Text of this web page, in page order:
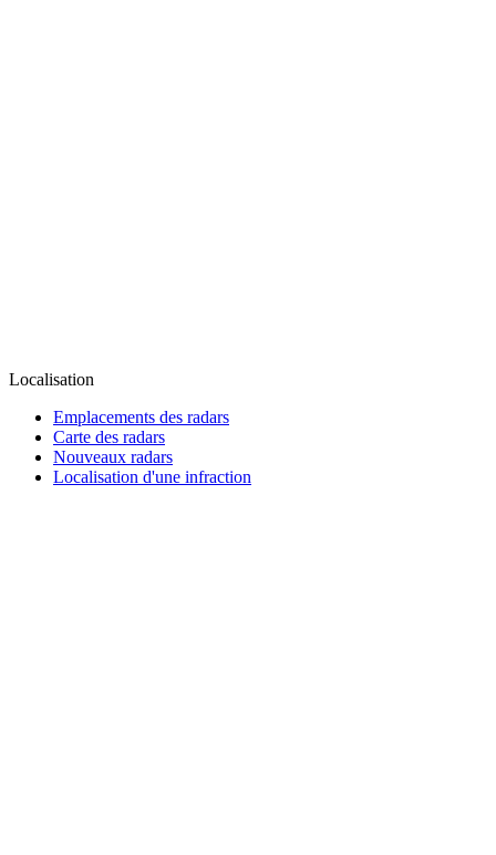
Localisation
Emplacements des radars
Carte des radars
Nouveaux radars
Localisation d'une infraction